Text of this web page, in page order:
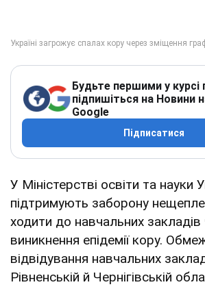
Будьте першими у курсі
підпишіться на Новини
Google
Підписатися
У Міністерстві освіти та науки
підтримують заборону
ходити до навчальних закладів
виникнення епідемії кору.
відвідування навчальних
Рівненській й Чернігівській